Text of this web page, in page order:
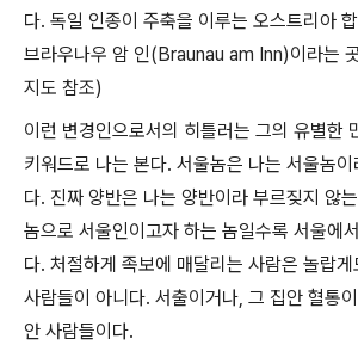
다. 독일 인종이 주축을 이루는 오스트리아
브라우나우 암 인(Braunau am Inn)이라는
지도 참조)
이런 변경인으로서의 히틀러는 그의 유별한
키워드로 나는 본다. 서울놈은 나는 서울놈
다. 진짜 양반은 나는 양반이라 부르짖지 않
놈으로 서울인이고자 하는 놈일수록 서울에
다. 처절하게 족보에 매달리는 사람은 놀랍
사람들이 아니다. 서출이거나, 그 집안 혈통
안 사람들이다.